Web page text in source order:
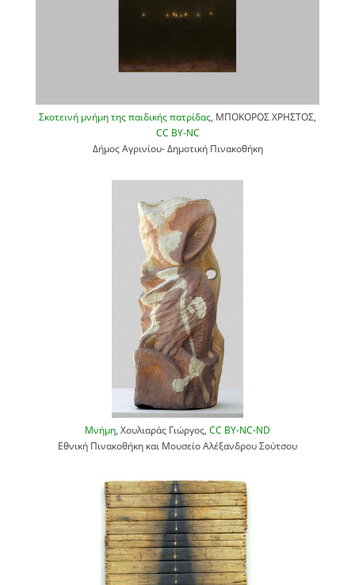
Σκοτεινή μνήμη της παιδικής πατρίδας , ΜΠΟΚΟΡΟΣ ΧΡΗΣΤΟΣ,
CC BY-NC
Δήμος Αγρινίου- Δημοτική Πινακοθήκη
Μνήμη , Χουλιαράς Γιώργος, CC BY-NC-ND
Εθνική Πινακοθήκη και Μουσείο Αλέξανδρου Σούτσου